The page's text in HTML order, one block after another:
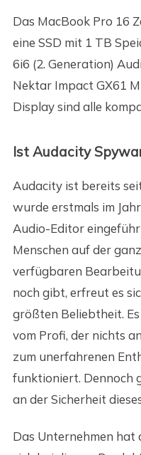
Das MacBook Pro 16
eine SSD mit 1 TB
6i6 (2. Generation)
Nektar Impact GX61
Display sind alle
Ist Audacity
Audacity ist bereits
wurde erstmals im
Audio-Editor
Menschen auf der
verfügbaren
noch gibt, erfreut es
größten Beliebtheit.
vom Profi, der nichts
zum unerfahrenen
funktioniert. Dennoch
an der Sicherheit
Das Unternehmen hat